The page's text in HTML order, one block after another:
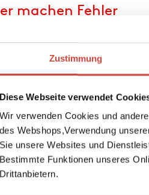
Zustimmung
Diese Webseite verwendet
Wir verwenden Cookies und
des Webshops,Verwendung
Sie unsere Websites und
Bestimmte Funktionen unseres
Drittanbietern.
machen Fehler
von Robert Stadlober
wird vom Nebel verschluckt.
der den Ansprüchen des Vaters
sucht umsonst Trost auf einer
Ein 50-Jähriger wird durch den Tod
Lehrers aus der Bahn
gelangweilter Sohn aus reichem
sich zum Kriegsdienst. Zwei
nur noch sich und ihre Fracks, in
einer Feier zur nächsten geraten.
muss in seinem Atelier erst
und dann samt seiner